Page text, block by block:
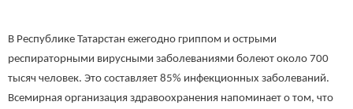
В Республике Татарстан ежегодно гриппом и острыми
респираторными вирусными заболеваниями болеют около 700
тысяч человек. Это составляет 85% инфекционных заболеваний.
Всемирная организация здравоохранения напоминает о том, что